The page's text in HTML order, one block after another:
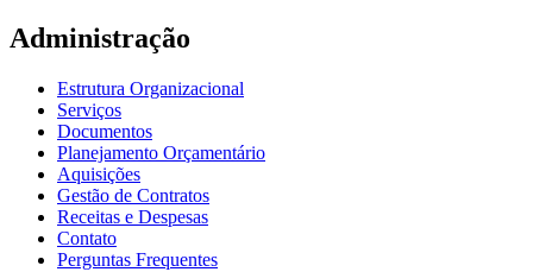
Administração
Estrutura Organizacional
Serviços
Documentos
Planejamento Orçamentário
Aquisições
Gestão de Contratos
Receitas e Despesas
Contato
Perguntas Frequentes